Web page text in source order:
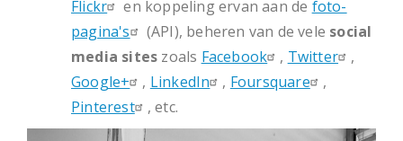
Flickr en koppeling ervan aan de foto-
pagina's
(API), beheren van de vele social
media sites zoals Facebook , Twitter
,
Google+
, LinkedIn , Foursquare
,
Pinterest
, etc.